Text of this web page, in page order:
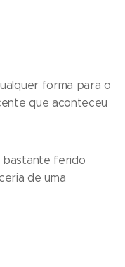
forma para o
que aconteceu
bastante ferido
de uma